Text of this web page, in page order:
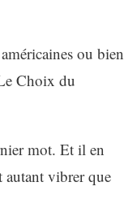
ou bien
Choix du
mot. Et il en
autant vibrer que